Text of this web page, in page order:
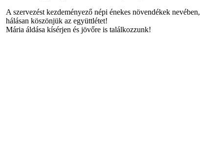
A szervezést kezdeményező népi énekes növendékek nevében,
hálásan köszönjük az együttlétet!
Mária áldása kísérjen és jövőre is találkozzunk!